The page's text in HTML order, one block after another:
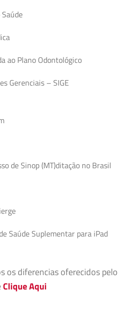
ao Plano Odontológico
Gerenciais – SIGE
de Sinop (MT)ditação no Brasil
Saúde Suplementar para iPad
os diferencias oferecidos pelo
Clique Aqui